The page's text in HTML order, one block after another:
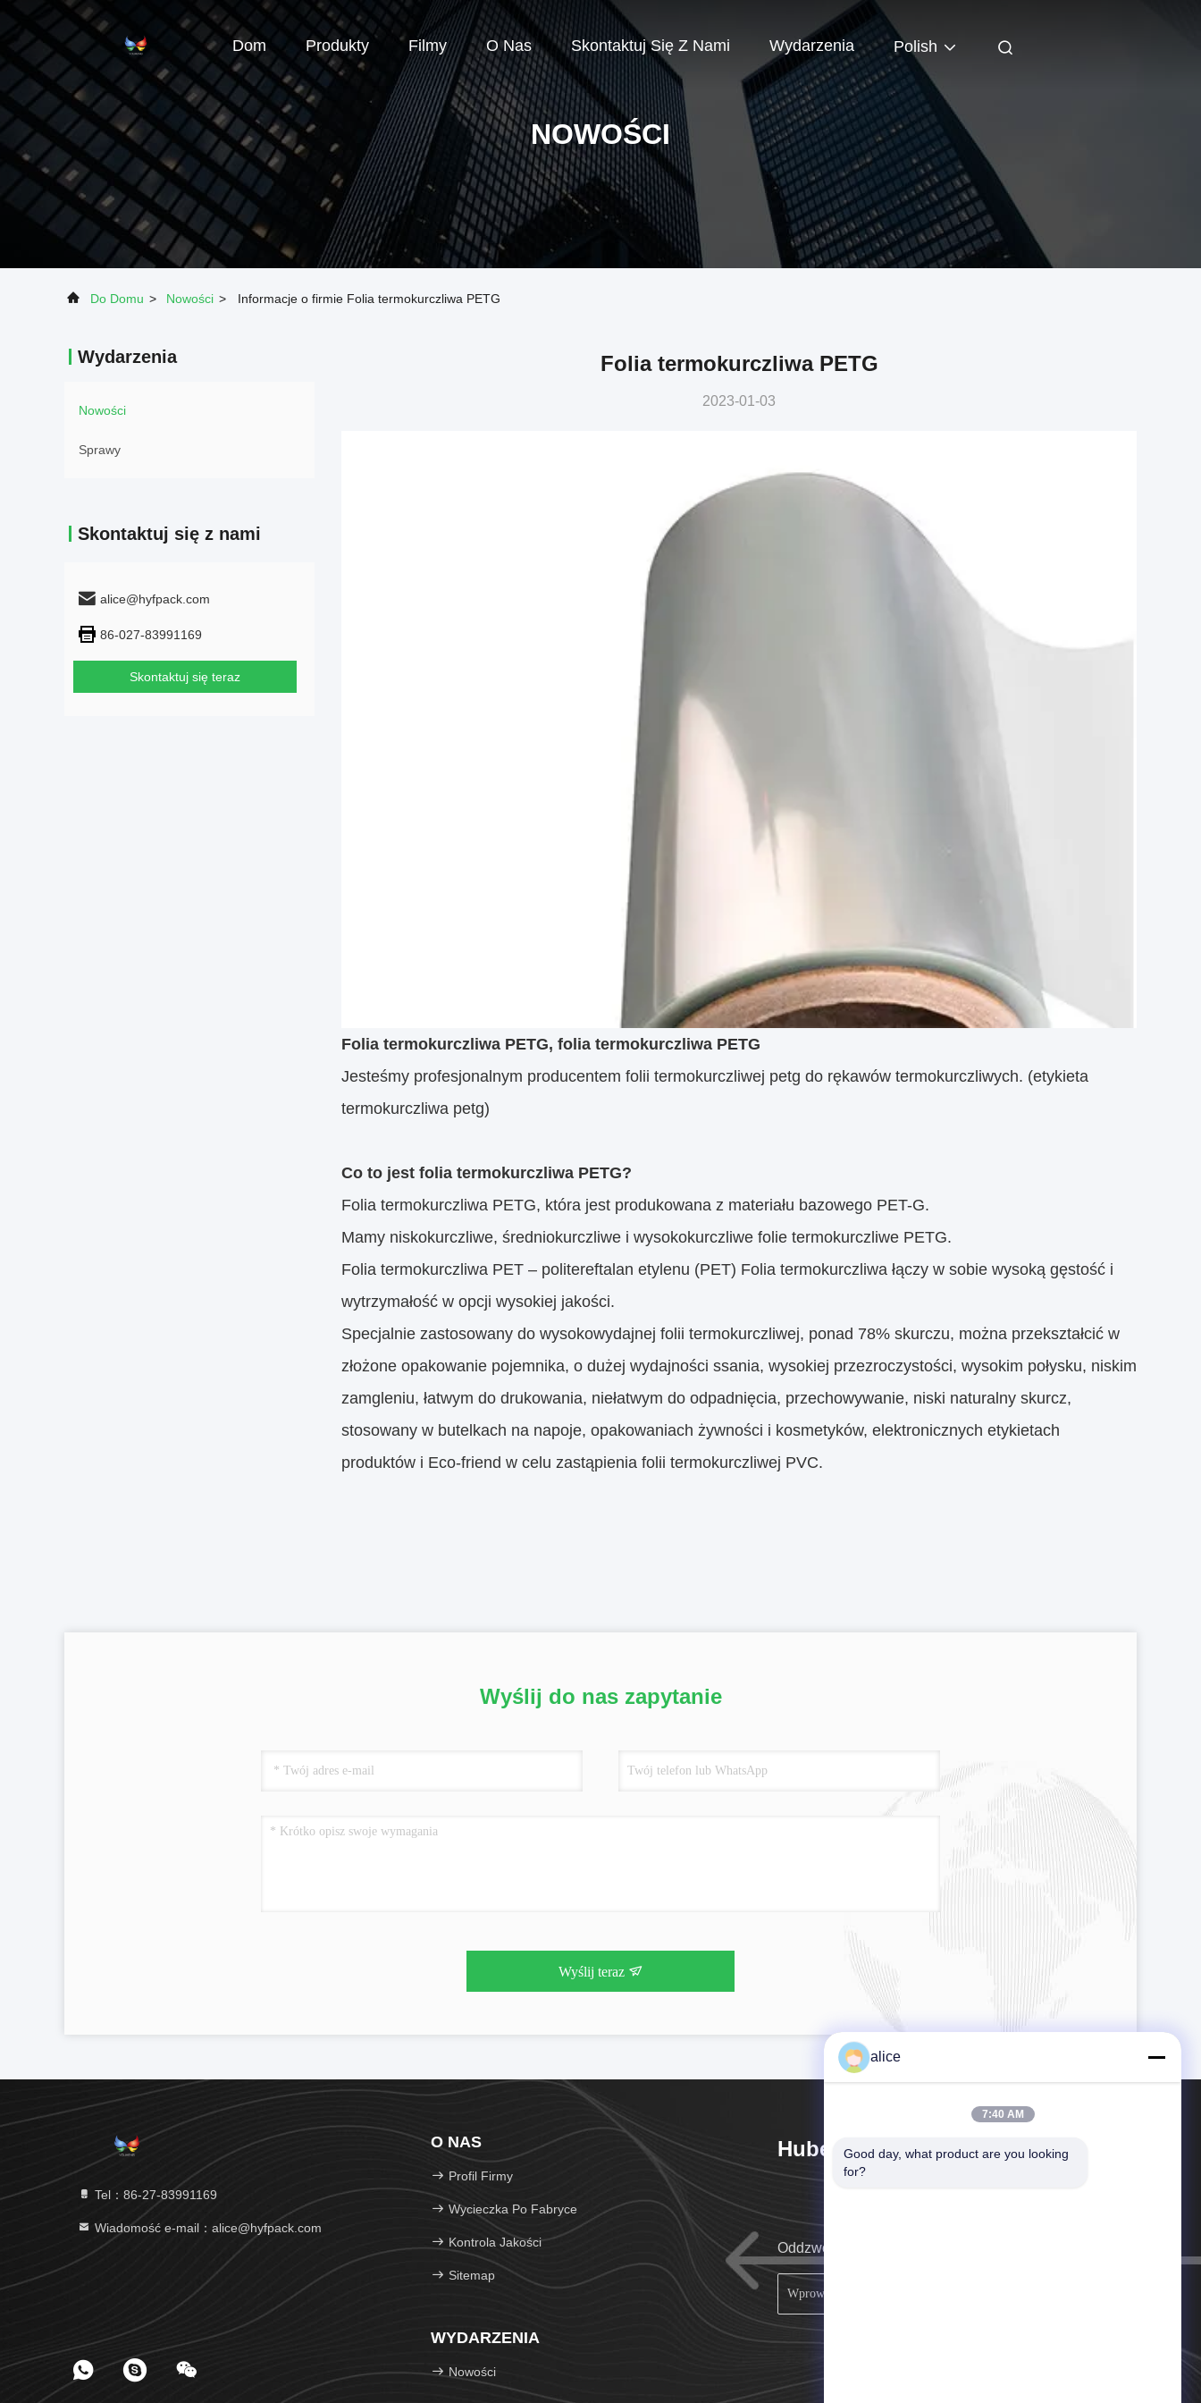
Dom Produkty Filmy O Nas Skontaktuj Się Z Nami Wydarzenia Polish
NOWOŚCI
Do Domu > Nowości > Informacje o firmie Folia termokurczliwa PETG
Wydarzenia
Nowości
Sprawy
Skontaktuj się z nami
alice@hyfpack.com
86-027-83991169
Skontaktuj się teraz
Folia termokurczliwa PETG
2023-01-03
Folia termokurczliwa PETG, folia termokurczliwa PETG
Jesteśmy profesjonalnym producentem folii termokurczliwej petg do rękawów termokurczliwych. (etykieta
termokurczliwa petg)
Co to jest folia termokurczliwa PETG?
Folia termokurczliwa PETG, która jest produkowana z materiału bazowego PET-G.
Mamy niskokurczliwe, średniokurczliwe i wysokokurczliwe folie termokurczliwe PETG.
Folia termokurczliwa PET – politereftalan etylenu (PET) Folia termokurczliwa łączy w sobie wysoką gęstość i
wytrzymałość w opcji wysokiej jakości.
Specjalnie zastosowany do wysokowydajnej folii termokurczliwej, ponad 78% skurczu, można przekształcić w
złożone opakowanie pojemnika, o dużej wydajności ssania, wysokiej przezroczystości, wysokim połysku, niskim
zamgleniu, łatwym do drukowania, niełatwym do odpadnięcia, przechowywanie, niski naturalny skurcz,
stosowany w butelkach na napoje, opakowaniach żywności i kosmetyków, elektronicznych etykietach
produktów i Eco-friend w celu zastąpienia folii termokurczliwej PVC.
Wyślij do nas zapytanie
Wyślij teraz
Tel：86-27-83991169
Wiadomość e-mail：alice@hyfpack.com
O NAS
Profil Firmy
Wycieczka Po Fabryce
Kontrola Jakości
Sitemap
WYDARZENIA
Nowości
Hubei HYF Packaging Co., Ltd.
Oddzwonimy jak najszybciej.
alice
7:40 AM
Good day, what product are you looking
for?